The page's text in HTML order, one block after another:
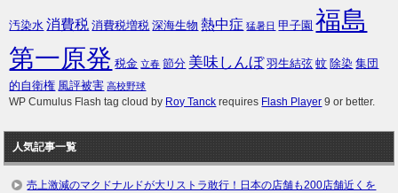
汚染水 消費税 消費税増税 深海生物 熱中症 猛暑日 甲子園 福島
第一原発 税金 立春 節分 美味しんぼ 羽生結弦 蚊 除染 集団
的自衛権 風評被害 高校野球
WP Cumulus Flash tag cloud by Roy Tanck requires Flash Player 9 or better.
人気記事一覧
売上激減のマクドナルドが大リストラ敢行！日本の店舗も200店舗近くを